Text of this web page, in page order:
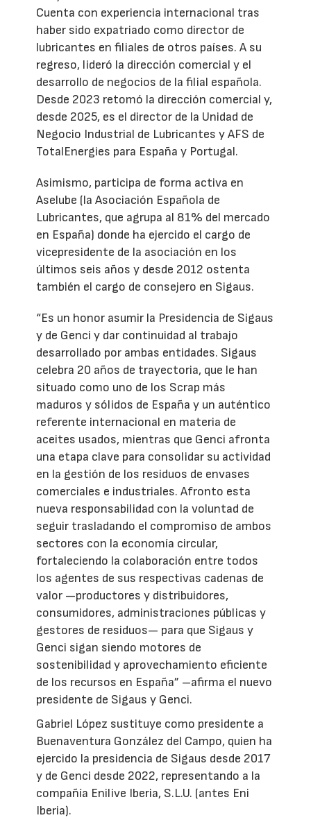
Cuenta con experiencia internacional tras
haber sido expatriado como director de
lubricantes en filiales de otros países. A su
regreso, lideró la dirección comercial y el
desarrollo de negocios de la filial española.
Desde 2023 retomó la dirección comercial y,
desde 2025, es el director de la Unidad de
Negocio Industrial de Lubricantes y AFS de
TotalEnergies para España y Portugal.
Asimismo, participa de forma activa en
Aselube (la Asociación Española de
Lubricantes, que agrupa al 81% del mercado
en España) donde ha ejercido el cargo de
vicepresidente de la asociación en los
últimos seis años y desde 2012 ostenta
también el cargo de consejero en Sigaus.
“Es un honor asumir la Presidencia de Sigaus
y de Genci y dar continuidad al trabajo
desarrollado por ambas entidades. Sigaus
celebra 20 años de trayectoria, que le han
situado como uno de los Scrap más
maduros y sólidos de España y un auténtico
referente internacional en materia de
aceites usados, mientras que Genci afronta
una etapa clave para consolidar su actividad
en la gestión de los residuos de envases
comerciales e industriales. Afronto esta
nueva responsabilidad con la voluntad de
seguir trasladando el compromiso de ambos
sectores con la economía circular,
fortaleciendo la colaboración entre todos
los agentes de sus respectivas cadenas de
valor —productores y distribuidores,
consumidores, administraciones públicas y
gestores de residuos— para que Sigaus y
Genci sigan siendo motores de
sostenibilidad y aprovechamiento eficiente
de los recursos en España” –afirma el nuevo
presidente de Sigaus y Genci.
Gabriel López sustituye como presidente a
Buenaventura González del Campo, quien ha
ejercido la presidencia de Sigaus desde 2017
y de Genci desde 2022, representando a la
compañía Enilive Iberia, S.L.U. (antes Eni
Iberia).